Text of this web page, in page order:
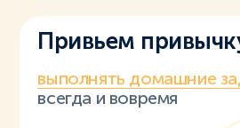
Привьем
выполнять домашние
всегда и вовремя